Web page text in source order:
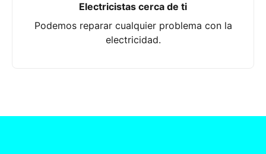
Electricistas cerca de ti
Podemos reparar cualquier problema con la
electricidad.